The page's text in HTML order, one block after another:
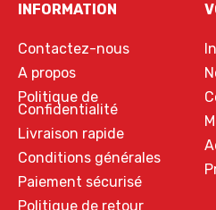
INFORMATION
Contactez-nous
A propos
Politique de
Confidentialité
Livraison rapide
Conditions générales
Paiement sécurisé
Politique de retour